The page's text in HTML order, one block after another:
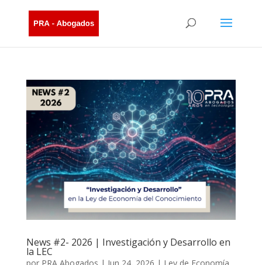
News #2- 2026 | Investigación y Desarrollo en
la LEC